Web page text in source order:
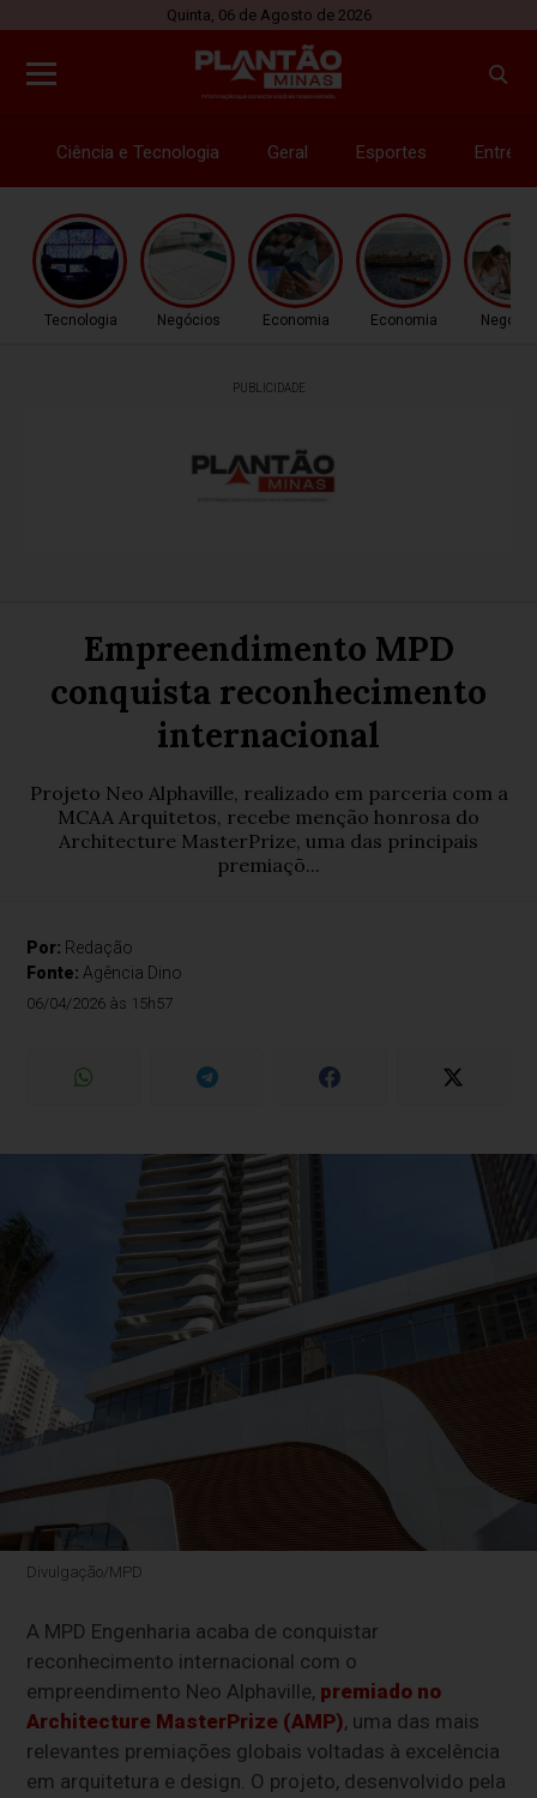
Quinta, 06 de Agosto de 2026
Ciência e Tecnologia Geral Esportes
Tecnologia Negócios Economia Economia
PUBLICIDADE
Empreendimento MPD
conquista reconhecimento
internacional
Projeto Neo Alphaville, realizado em parceria com a
MCAA Arquitetos, recebe menção honrosa do
Architecture MasterPrize, uma das principais
premiaçõ...
Por: Redação
Fonte: Agência Dino
06/04/2026 às 15h57
Divulgação/MPD
A MPD Engenharia acaba de conquistar
reconhecimento internacional com o
empreendimento Neo Alphaville, premiado no
Architecture MasterPrize (AMP), uma das mais
relevantes premiações globais voltadas à excelência
em arquitetura e design. O projeto, desenvolvido pela